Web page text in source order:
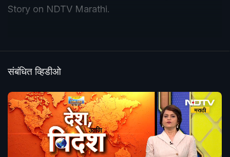
Story on NDTV Marathi.
संबंधित व्हिडीओ